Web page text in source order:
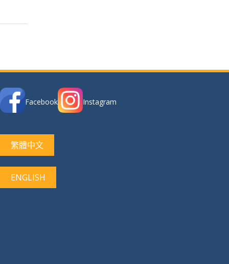
Facebook Instagram
繁體中文
ENGLISH